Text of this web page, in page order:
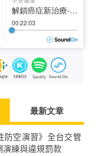
最新文章
防空演習》全台交管
練與違規罰款